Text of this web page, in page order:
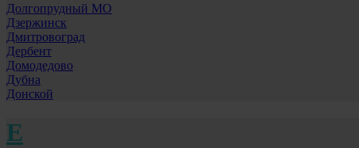
Долгопрудный МО
Дзержинск
Дмитровоград
Дербент
Домодедово
Дубна
Донской
Е